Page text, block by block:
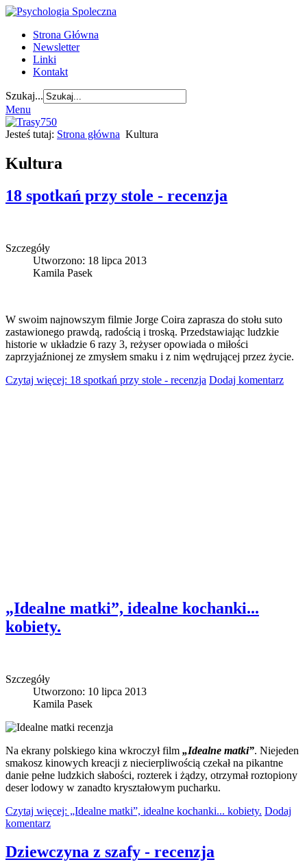
Strona Główna
Newsletter
Linki
Kontakt
Szukaj...
Menu
Jesteś tutaj: Strona główna Kultura
Kultura
18 spotkań przy stole - recenzja
Szczegóły
Utworzono: 18 lipca 2013
Kamila Pasek
W swoim najnowszym filmie Jorge Coira zaprasza do stołu suto
zastawionego prawdą, radością i troską. Przedstawiając ludzkie
historie w układzie 6 razy 3, reżyser opowiada o miłości
zaprzyjaźnionej ze zmysłem smaku i z nim wędrującej przez życie.
Czytaj więcej: 18 spotkań przy stole - recenzja Dodaj komentarz
„Idealne matki”, idealne kochanki...
kobiety.
Szczegóły
Utworzono: 10 lipca 2013
Kamila Pasek
Na ekrany polskiego kina wkroczył film „Idealne matki”. Niejeden
smakosz kinowych kreacji z niecierpliwością czekał na pikantne
danie pełne ludzkich słabości, rozterek i żądzy, otrzymał roztopiony
deser lodowy w zanadto kryształowym pucharku.
Czytaj więcej: „Idealne matki”, idealne kochanki... kobiety. Dodaj
komentarz
Dziewczyna z szafy - recenzja